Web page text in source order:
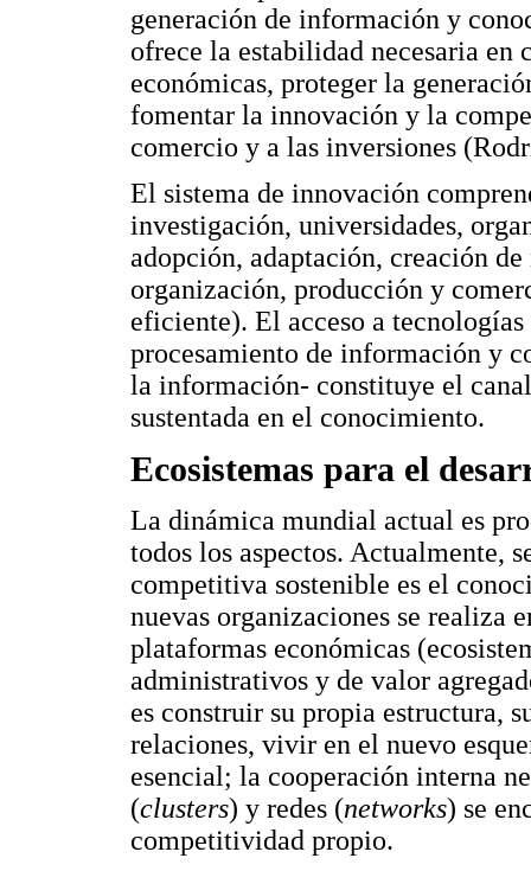
generación de información y
ofrece la estabilidad necesaria en
económicas, proteger la
fomentar la innovación y la
comercio y a las inversiones
El sistema de innovación
investigación, universidades,
adopción, adaptación, creación
organización, producción y
eficiente). El acceso a
procesamiento de información y
la información- constituye el
sustentada en el conocimiento.
Ecosistemas para el
La dinámica mundial actual es
todos los aspectos. Actualmente,
competitiva sostenible es el
nuevas organizaciones se realiza
plataformas económicas
administrativos y de valor
es construir su propia estructura,
relaciones, vivir en el nuevo
esencial; la cooperación interna
(clusters) y redes (networks) se
competitividad propio.